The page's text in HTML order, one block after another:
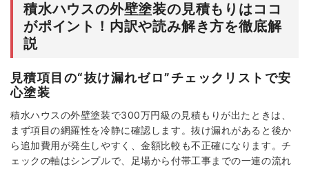
積水ハウスの外壁塗装の見積もりはココ
がポイント！内訳や読み解き方を徹底解
説
見積項目の“抜け漏れゼロ”チェックリストで安
心塗装
積水ハウスの外壁塗装で300万円級の見積もりが出たときは、
まず項目の網羅性を冷静に確認します。抜け漏れがあると後か
ら追加費用が発生しやすく、金額比較も不正確になります。チ
ェックの軸はシンプルで、足場から付帯工事までの一連の流れ